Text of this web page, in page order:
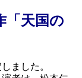
「天国の
ました。